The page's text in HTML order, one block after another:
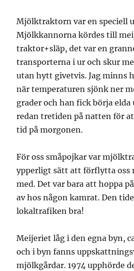
Mjölktraktorn var en speciell
Mjölkkannorna kördes till
traktor+släp, det var en
transporterna i ur och skur
utan hytt givetvis. Jag minns
när temperaturen sjönk ner
grader och han fick börja
redan tretiden på natten för
tid på morgonen.
För oss småpojkar var
ypperligt sätt att förflytta oss
med. Det var bara att hoppa
av hos någon kamrat. Den
lokaltrafiken bra!
Meijeriet låg i den egna byn,
och i byn fanns
mjölkgårdar. 1974 upphörde